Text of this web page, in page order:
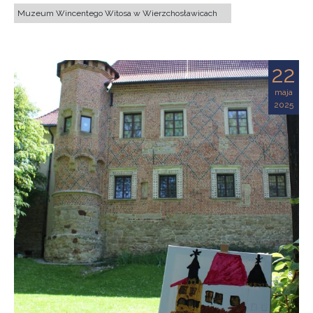
Muzeum Wincentego Witosa w Wierzchosławicach
22
maja
2025